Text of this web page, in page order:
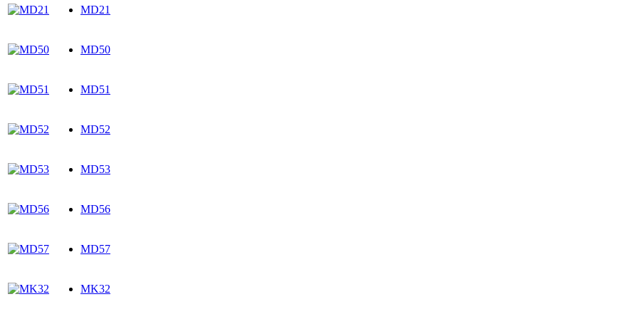
MD21
MD50
MD51
MD52
MD53
MD56
MD57
MK32